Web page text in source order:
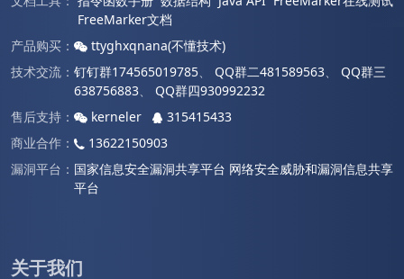
FreeMarker文档
产品购买：
ttyghxqnana(不懂技术)
技术交流： 钉钉群174565019785、 QQ群二481589563、 QQ群三
638756883、 QQ群四930992232
售后支持：
kerneler
315415433
商业合作：
13622150903
漏洞平台： 国家信息安全漏洞共享平台 网络安全威胁和漏洞信息共享
平台
关于我们